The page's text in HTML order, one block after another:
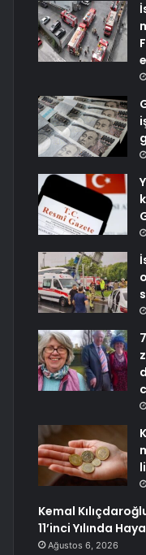
Kemal
11’inci Yılında
Ağustos 6, 2026